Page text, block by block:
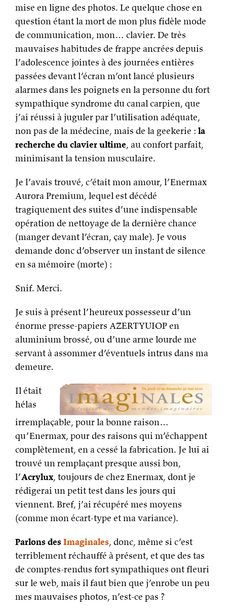
mise en ligne des photos. Le quelque chose en
question étant la mort de mon plus fidèle mode
de communication, mon… clavier. De très
mauvaises habitudes de frappe ancrées depuis
l’adolescence jointes à des journées entières
passées devant l’écran m’ont lancé plusieurs
alarmes dans les poignets en la personne du fort
sympathique syndrome du canal carpien, que
j’ai réussi à juguler par l’utilisation adéquate,
non pas de la médecine, mais de la geekerie : la
recherche du clavier ultime, au confort parfait,
minimisant la tension musculaire.
Je l’avais trouvé, c’était mon amour, l’Enermax
Aurora Premium, lequel est décédé
tragiquement des suites d’une indispensable
opération de nettoyage de la dernière chance
(manger devant l’écran, çay male). Je vous
demande donc d’observer un instant de silence
en sa mémoire (morte) :
Snif. Merci.
Je suis à présent l’heureux possesseur d’un
énorme presse-papiers AZERTYUIOP en
aluminium brossé, ou d’une arme lourde me
servant à assommer d’éventuels intrus dans ma
demeure.
Il était
hélas
irremplaçable, pour la bonne raison…
qu’Enermax, pour des raisons qui m’échappent
complètement, en a cessé la fabrication. Je lui ai
trouvé un remplaçant presque aussi bon,
l’Acrylux, toujours de chez Enermax, dont je
rédigerai un petit test dans les jours qui
viennent. Bref, j’ai récupéré mes moyens
(comme mon écart-type et ma variance).
Parlons desImaginales, donc, même si c’est
terriblement réchauffé à présent, et que des tas
de comptes-rendus fort sympathiques ont fleuri
sur le web, mais il faut bien que j’enrobe un peu
mes mauvaises photos, n’est-ce pas ?